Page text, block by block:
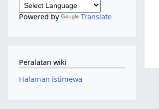
Powered by Translate
Peralatan wiki
Halaman istimewa